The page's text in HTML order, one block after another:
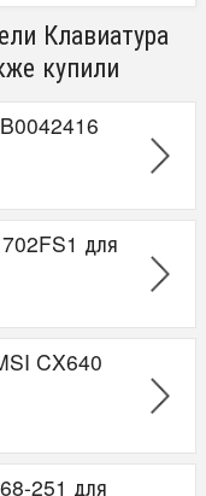
Клавиатура
купили
для
CX640
251 для